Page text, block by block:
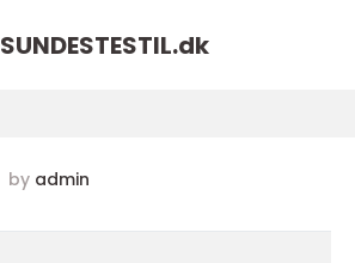
SUNDESTESTIL.dk
by admin